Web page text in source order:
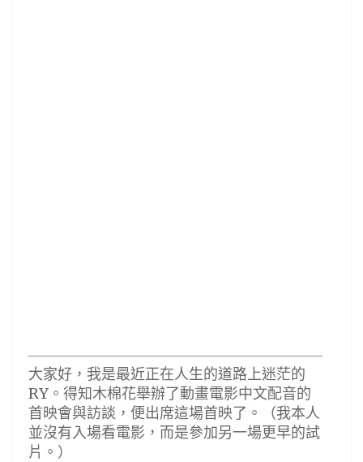
大家好，我是最近正在人生的道路上迷茫的
RY。得知木棉花舉辦了動畫電影中文配音的
首映會與訪談，便出席這場首映了。（我本人
並沒有入場看電影，而是參加另一場更早的試
片。）